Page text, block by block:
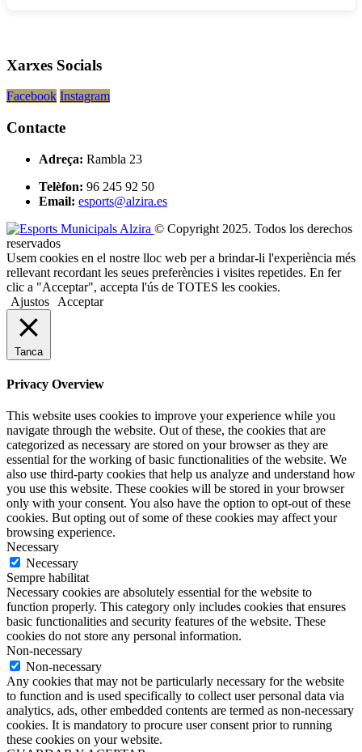
Xarxes Socials
Facebook Instagram
Contacte
Adreça: Rambla 23
Telèfon: 96 245 92 50
Email: esports@alzira.es
© Copyright 2025. Todos los derechos
reservados
Usem cookies en el nostre lloc web per a brindar-li l'experiència més
rellevant recordant les seues preferències i visites repetides. En fer
clic a "Acceptar", accepta l'ús de TOTES les cookies.
Ajustos
Acceptar
Tanca
Privacy Overview
This website uses cookies to improve your experience while you
navigate through the website. Out of these, the cookies that are
categorized as necessary are stored on your browser as they are
essential for the working of basic functionalities of the website. We
also use third-party cookies that help us analyze and understand how
you use this website. These cookies will be stored in your browser
only with your consent. You also have the option to opt-out of these
cookies. But opting out of some of these cookies may affect your
browsing experience.
Necessary
Necessary
Sempre habilitat
Necessary cookies are absolutely essential for the website to
function properly. This category only includes cookies that ensures
basic functionalities and security features of the website. These
cookies do not store any personal information.
Non-necessary
Non-necessary
Any cookies that may not be particularly necessary for the website
to function and is used specifically to collect user personal data via
analytics, ads, other embedded contents are termed as non-necessary
cookies. It is mandatory to procure user consent prior to running
these cookies on your website.